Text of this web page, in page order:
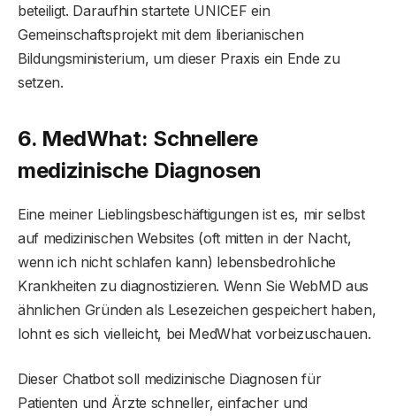
beteiligt. Daraufhin startete UNICEF ein
Gemeinschaftsprojekt mit dem liberianischen
Bildungsministerium, um dieser Praxis ein Ende zu
setzen.
6. MedWhat: Schnellere
medizinische Diagnosen
Eine meiner Lieblingsbeschäftigungen ist es, mir selbst
auf medizinischen Websites (oft mitten in der Nacht,
wenn ich nicht schlafen kann) lebensbedrohliche
Krankheiten zu diagnostizieren. Wenn Sie WebMD aus
ähnlichen Gründen als Lesezeichen gespeichert haben,
lohnt es sich vielleicht, bei MedWhat vorbeizuschauen.
Dieser Chatbot soll medizinische Diagnosen für
Patienten und Ärzte schneller, einfacher und